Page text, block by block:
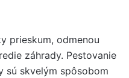
prieskum, odmenou
záhrady. Pestovanie
sú skvelým spôsobom